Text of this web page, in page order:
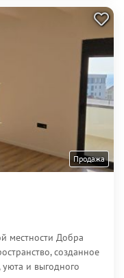
Продажа
местности Добра
созданное
и выгодного